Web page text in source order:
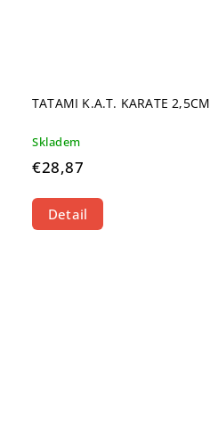
TATAMI K.A.T. KARATE 2,5CM
Skladem
€28,87
Detail